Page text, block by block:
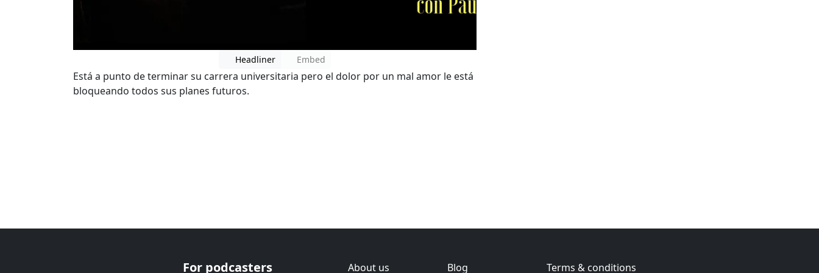
Headliner Embed
Está a punto de terminar su carrera universitaria pero el dolor por un mal amor le está
bloqueando todos sus planes futuros.
For podcasters About us Blog Terms & conditions